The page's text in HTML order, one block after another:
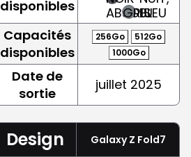
disponibles
ABSOLU
GRISBLEU
Capacités
disponibles
256Go
512Go
1000Go
Date de
sortie
juillet 2025
Design Galaxy Z Fold7